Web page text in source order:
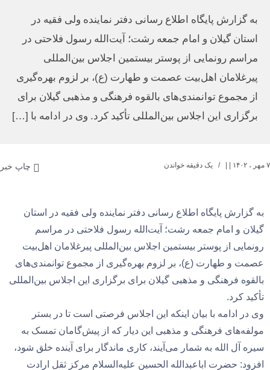
به گزارش پایگاه اطلاع رسانی دفتر نماینده ولی فقیه در
استان گیلان و امام جمعه رشت؛ آیت‌الله رسول فلاحتی در
مراسم رونمایی از پوستر بیستمین اجلاس بین‌المللی
پیرغلامان اهل‌بیت عصمت و طهارت (ع)، بر لزوم بهره‌گیری
از مجموع توانمندی‌های بالقوه فرهنگی و مذهبی گیلان برای
برگزاری این اجلاس بین‌المللی تأکید کرد. وی در ادامه با […]
۷ مهر ، ۱۴۰۲ یک دقیقه خواندن چاپ خبر
به گزارش پایگاه اطلاع رسانی دفتر نماینده ولی فقیه در استان
گیلان و امام جمعه رشت؛ آیت‌الله رسول فلاحتی در مراسم
رونمایی از پوستر بیستمین اجلاس بین‌المللی پیرغلامان اهل‌بیت
عصمت و طهارت (ع)، بر لزوم بهره‌گیری از مجموع توانمندی‌های
بالقوه فرهنگی و مذهبی گیلان برای برگزاری این اجلاس بین‌المللی
تأکید کرد.
وی در ادامه با بیان اینکه این اجلاس فرصتی است تا در بستر
مولفه‌های فرهنگی و مذهبی این دیار که از پیش‌گامان تمسک به
سیره آل الله به شمار می‌آیند، کاری ماندگار برای آینده خلق شود،
افزود: حضرت اباعبدالله الحسین علیه‌السلام مرکز ثقل ارادت